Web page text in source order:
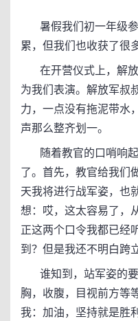
暑假我们初一年级参
累，但我们也收获了很
在开营仪式上，解放
为我们表演。解放军叔
力，一点没有拖泥带水
声那么整齐划一。
随着教官的口哨响起
了。首先，教官给我们
天我将进行战军姿，也
想：哎，这太容易了，
正这两个口令我都已经
到？但是我还不明白跨
谁知到，站军姿的要
胸，收腹，目视前方等
我：加油，坚持就是胜